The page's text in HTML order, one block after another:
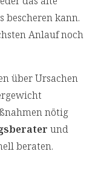
bescheren kann.
Anlauf noch
über Ursachen
nötig
und
beraten.